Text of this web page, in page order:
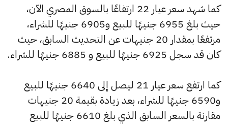
كما شهد سعر عيار 22 ارتفاعًا بالسوق المصري الآن،
حيث بلغ 6955 جنيهًا للبيع و6905 جنيهًا للشراء،
مرتفعًا بمقدار 20 جنيهات عن التحديث السابق، حيث
كان قد سجل 6925 جنيهًا للبيع و 6885 جنيهًا للشراء.
كما ارتفع سعر عيار 21 ليصل إلى 6640 جنيهًا للبيع
و6590 جنيهًا للشراء، بعد زيادة بقيمة 20 جنيهات
مقارنة بالسعر السابق الذي بلغ 6610 جنيهًا للبيع